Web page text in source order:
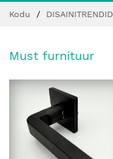
sisu
Kodu DISAINITRENDID
Must furnituur